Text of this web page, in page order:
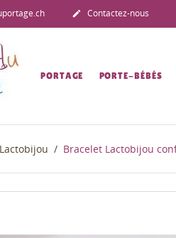
 Contactez-nous
PORTAGE PORTE-BÉBÉS
Lactobijou Bracelet Lactobijou